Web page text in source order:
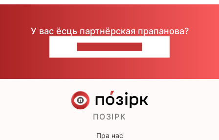
У вас ёсць партнёрская прапанова?
ПОЗІРК
Пра нас